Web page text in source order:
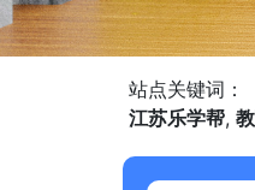
站点关键词：
江苏乐学帮,